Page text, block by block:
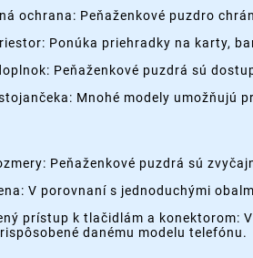
ochrana: Peňaženkové puzdro
Ponúka priehradky na karty,
Peňaženkové puzdrá sú
Mnohé modely umožňujú
Peňaženkové puzdrá sú
V porovnaní s jednoduchými
prístup k tlačidlám a konektorom:
danému modelu telefónu.